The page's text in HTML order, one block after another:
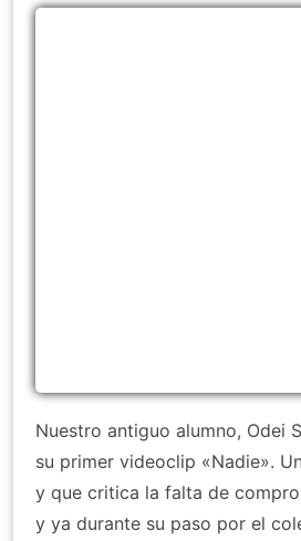
Nuestro antiguo alumno, Odei
su primer videoclip «Nadie».
y que critica la falta de
y ya durante su paso por el